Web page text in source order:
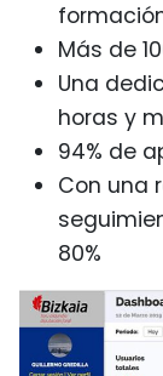
Más de
Una
horas y
94% de
Con una
80%